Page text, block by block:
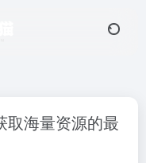
海量资源的最